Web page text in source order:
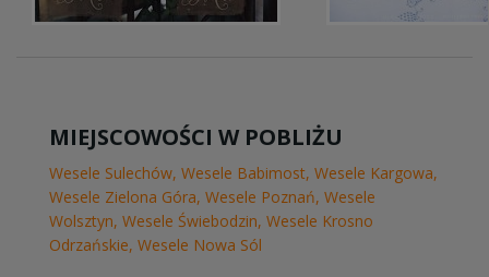
MIEJSCOWOŚCI W POBLIŻU
Wesele Sulechów, Wesele Babimost, Wesele Kargowa,
Wesele Zielona Góra, Wesele Poznań, Wesele
Wolsztyn, Wesele Świebodzin, Wesele Krosno
Odrzańskie, Wesele Nowa Sól